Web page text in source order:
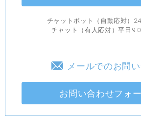
チャットボット（自動応対）
チャット（有人応対）平日
メールでのお問
お問い合わせフォ